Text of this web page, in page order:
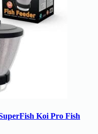
Koi Pro Fish